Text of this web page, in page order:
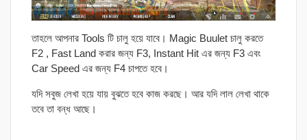
তাহলে আপনার Tools টি চালু হয়ে যাবে। Magic Buulet চালু করতে
F2 , Fast Land করার জন্য F3, Instant Hit এর জন্য F3 এবং
Car Speed এর জন্য F4 চাপতে হবে।
যদি সবুজ লেখা হয়ে যায় বুঝতে হবে কাজ করছে। আর যদি লাল লেখা থাকে
তবে তা বন্ধ আছে।